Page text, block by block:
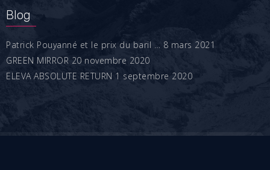
Blog
Patrick Pouyanné et le prix du baril … 8 mars 2021
GREEN MIRROR 20 novembre 2020
ELEVA ABSOLUTE RETURN 1 septembre 2020